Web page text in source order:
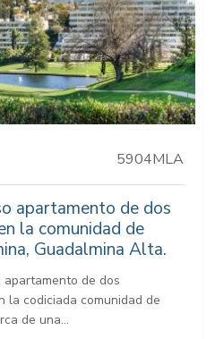
5904MLA
apartamento de dos
la comunidad de
Guadalmina Alta.
apartamento de dos
la codiciada comunidad de
de una...